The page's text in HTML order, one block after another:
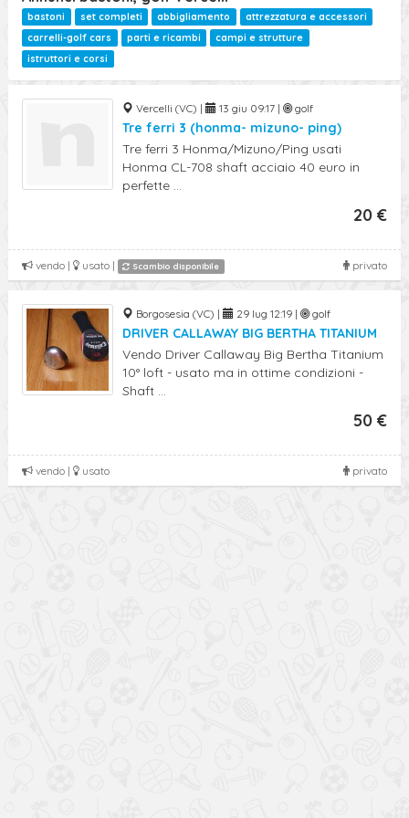
bastoni set completi abbigliamento
attrezzatura e accessori
carrelli-golf cars
parti e ricambi
campi e strutture
istruttori e corsi
Vercelli (VC) | 13 giu 09:17 | golf
Tre ferri 3 (honma- mizuno- ping)
Tre ferri 3 Honma/Mizuno/Ping usati
Honma CL-708 shaft acciaio 40 euro in
perfette ...
20 €
privato
vendo | usato | Scambio disponibile
Borgosesia (VC) | 29 lug 12:19 | golf
DRIVER CALLAWAY BIG BERTHA TITANIUM
Vendo Driver Callaway Big Bertha Titanium
10° loft - usato ma in ottime condizioni -
Shaft ...
50 €
privato
vendo | usato